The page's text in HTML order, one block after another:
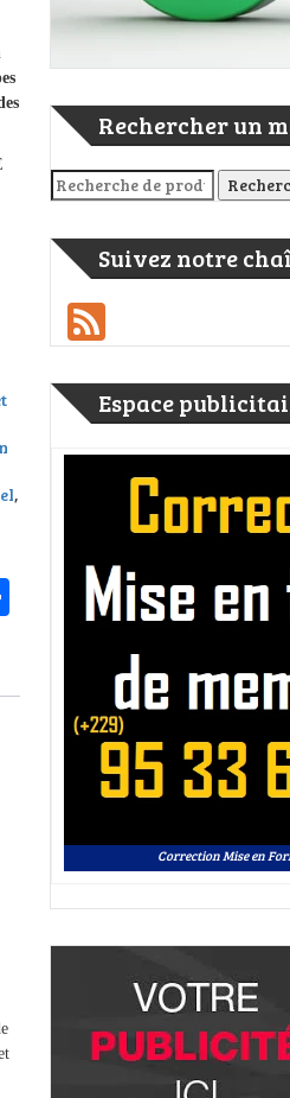
de piles en série
,
Partager
Rechercher un
Recherche pour :
Suivez notre
Espace
Correction Mise en